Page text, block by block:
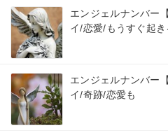
エンジェルナンバー
イ/恋愛/もうすぐ起き
エンジェルナンバー
イ/奇跡/恋愛も